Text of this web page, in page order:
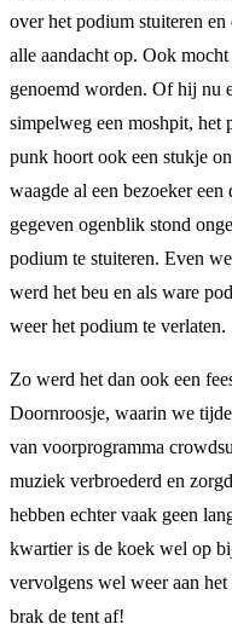
over het podium stuiteren en
alle aandacht op. Ook
genoemd worden. Of hij nu
simpelweg een moshpit,
punk hoort ook een stukje
waagde al een bezoeker
gegeven ogenblik stond
podium te stuiteren. Even
werd het beu en als ware
weer het podium te verlaten.
Zo werd het dan ook een
Doornroosje, waarin we
van voorprogramma
muziek verbroederd en
hebben echter vaak geen
kwartier is de koek wel op
vervolgens wel weer aan
brak de tent af!